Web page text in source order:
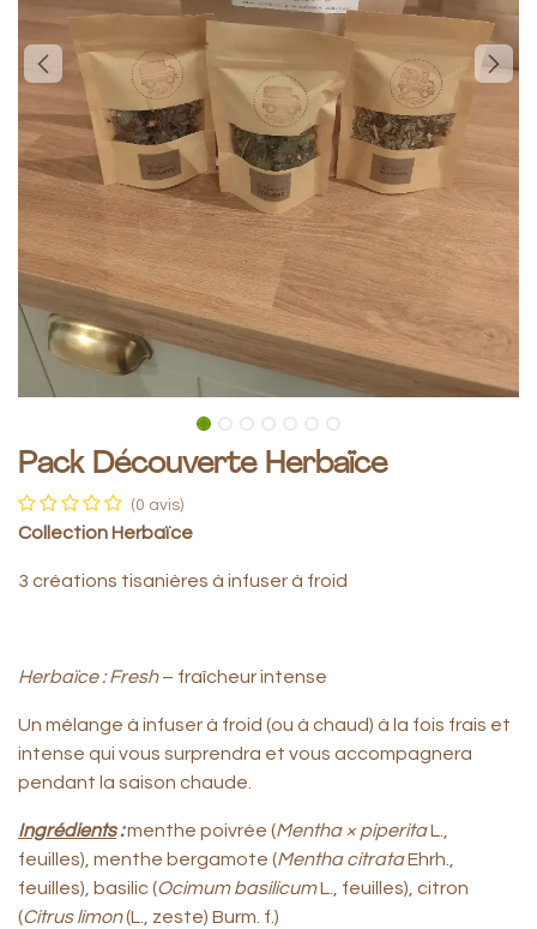
Pack Découverte Herbaïce
(0 avis)
Collection Herbaïce
3 créations tisanières à infuser à froid
Herbaïce : Fresh– fraîcheur intense
Un mélange à infuser à froid (ou à chaud) à la fois frais et
intense qui vous surprendra et vous accompagnera
pendant la saison chaude.
Ingrédients:menthe poivrée (Mentha × piperitaL.,
feuilles), menthe bergamote (Mentha citrataEhrh.,
feuilles), basilic (Ocimum basilicumL., feuilles), citron
(Citrus limon(L., zeste) Burm. f.)